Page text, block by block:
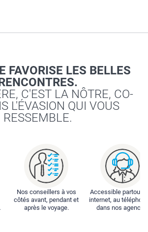
FAVORISE LES BELLES
C'EST LA NÔTRE, CO-
L'ÉVASION QUI VOUS
RESSEMBLE.
Nos conseillers à vos
côtés avant, pendant et
après le voyage.
Accessible partout :
internet, au
dans nos